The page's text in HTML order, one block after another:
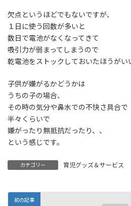
欠点というほどでもないですが、
１日に使う回数が多いと
数日で電池がなくなってきて
吸引力が弱まってしまうので
乾電池をストックしておいたほうがい
子供が嫌がるかどうかは
うちの子の場合、
その時の気分や鼻水での不快さ具合で
半々くらいで
嫌がったり無抵抗だったり、、
という感じです。
カテゴリー 育児グッズ＆サービス
前の記事